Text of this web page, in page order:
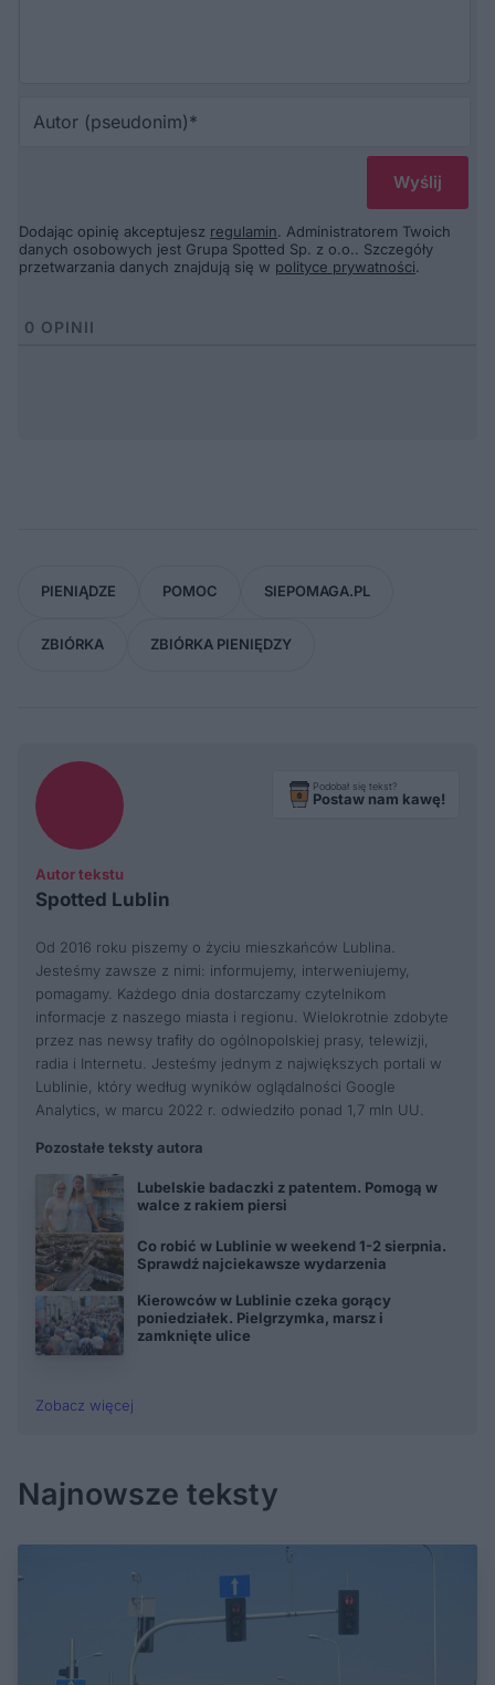
Dodając opinię akceptujesz regulamin. Administratorem Twoich
danych osobowych jest Grupa Spotted Sp. z o.o.. Szczegóły
przetwarzania danych znajdują się w polityce prywatności.
0 OPINII
PIENIĄDZE POMOC SIEPOMAGA.PL
ZBIÓRKA ZBIÓRKA PIENIĘDZY
Autor tekstu
Spotted Lublin
Podobał się tekst?
Postaw nam kawę!
Od 2016 roku piszemy o życiu mieszkańców Lublina.
Jesteśmy zawsze z nimi: informujemy, interweniujemy,
pomagamy. Każdego dnia dostarczamy czytelnikom
informacje z naszego miasta i regionu. Wielokrotnie zdobyte
przez nas newsy trafiły do ogólnopolskiej prasy, telewizji,
radia i Internetu. Jesteśmy jednym z największych portali w
Lublinie, który według wyników oglądalności Google
Analytics, w marcu 2022 r. odwiedziło ponad 1,7 mln UU.
Pozostałe teksty autora
Lubelskie badaczki z patentem. Pomogą w
walce z rakiem piersi
Co robić w Lublinie w weekend 1-2 sierpnia.
Sprawdź najciekawsze wydarzenia
Kierowców w Lublinie czeka gorący
poniedziałek. Pielgrzymka, marsz i
zamknięte ulice
Zobacz więcej
Najnowsze teksty